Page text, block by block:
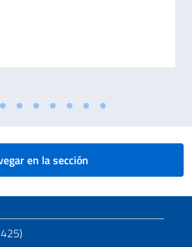
Nicoletti con la Dra. Mariangela
en la sección